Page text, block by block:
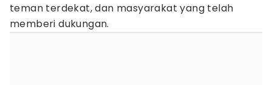
teman terdekat, dan masyarakat yang telah
memberi dukungan.